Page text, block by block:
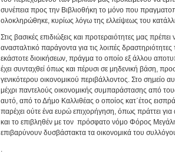
συνέπεια προς την Βιβλιοθήκη το μόνο που
ολοκληρώθηκε, κυρίως λόγω της ελλείψεως του
Στις βασικές επιδιώξεις και προτεραιότητες μας
ανασταλτικό παράγοντα για τις λοιπές
εκάστοτε διοικήσεων, πράγμα το οποίο εξ άλλου
έχει συνταχθεί όπως και πέρυσι σε μηδενική βάση,
γενικότερου οικονομικού περιβάλλοντος. Στο σημείο
μέχρι παντελούς οικονομικής συμπαράστασης από
αυτό, από το Δήμο Καλλιθέας ο οποίος κατ΄έτος
παρέχει ούτε ένα ευρώ επιχορήγηση, όπως πράττει
και το επιβληθέν με τον πρόσφατο νόμο Φόρος
επιβαρύνουν δυσβάστακτα τα οικονομικά του
.